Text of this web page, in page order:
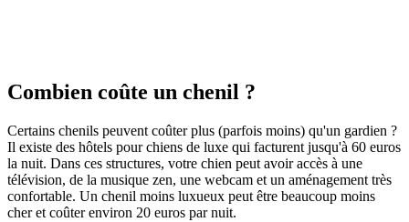
Combien coûte un chenil ?
Certains chenils peuvent coûter plus (parfois moins) qu'un gardien ?
Il existe des hôtels pour chiens de luxe qui facturent jusqu'à 60 euros
la nuit. Dans ces structures, votre chien peut avoir accès à une
télévision, de la musique zen, une webcam et un aménagement très
confortable. Un chenil moins luxueux peut être beaucoup moins
cher et coûter environ 20 euros par nuit.